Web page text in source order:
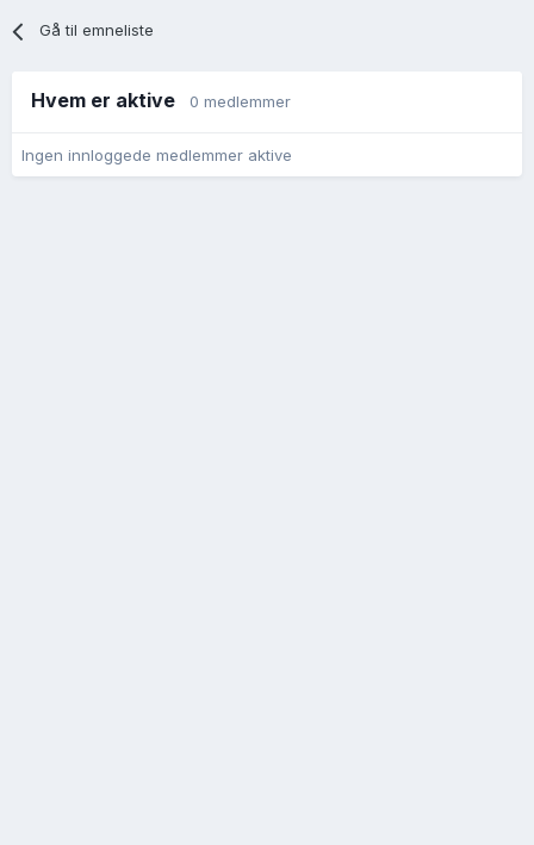
Gå til emneliste
Hvem er aktive 0 medlemmer
Ingen innloggede medlemmer aktive